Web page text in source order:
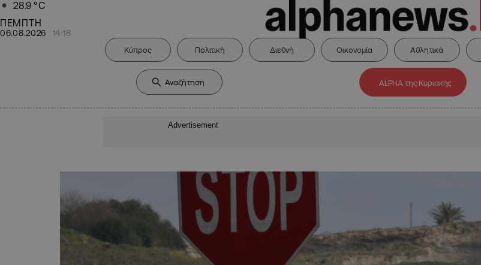
28.9 °C
ΠΕΜΠΤΗ
06.08.2026 14:18
Κύπρος Πολιτική Διεθνή Οικονομία Αθλητικά
ALPHA της Κυριακής
Advertisement